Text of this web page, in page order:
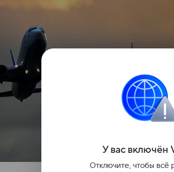
У вас включён
Отключите, чтобы всё